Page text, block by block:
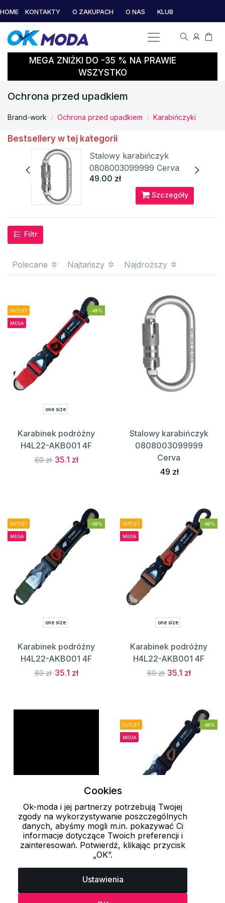
HOME KONTAKTY O ZAKUPACH O NAS KLUB
MEGA ZNIŻKI DO -35 % NA PRAWIE
WSZYSTKO
Ochrona przed upadkiem
Brand-work Ochrona przed upadkiem Karabińczyki
Bestsellery w tej kategorii
Stalowy karabińczyk
0808003099999 Cerva
49.00 zł
Szczegóły
Filtr
Polecane Najtańszy Najdroższy
OUTLET
MEGA
-49%
one size
Karabinek podróżny
H4L22-AKB001 4F
69 zł 35.1 zł
Stalowy karabińczyk
0808003099999
Cerva
49 zł
OUTLET
MEGA
-49%
one size
Karabinek podróżny
H4L22-AKB001 4F
69 zł 35.1 zł
OUTLET
MEGA
-49%
one size
Karabinek podróżny
H4L22-AKB001 4F
69 zł 35.1 zł
Stalowy karabińczyk
0808002999999 Cerva
OUTLET
MEGA
-49%
one size
Karabinek podróżny
Cookies
Ok-moda i jej partnerzy potrzebują Twojej
zgody na wykorzystywanie poszczególnych
danych, abyśmy mogli m.in. pokazywać Ci
informacje dotyczące Twoich preferencji i
zainteresowań. Potwierdź, klikając przycisk
„OK”.
Ustawienia